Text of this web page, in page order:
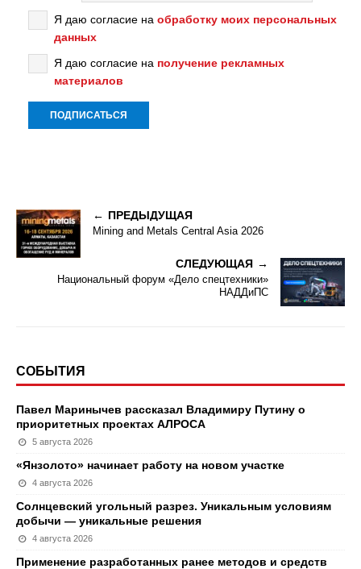
Я даю согласие на обработку моих персональных
данных
Я даю согласие на получение рекламных
материалов
ПРЕДЫДУЩАЯ
Mining and Metals Central Asia 2026
СЛЕДУЮЩАЯ
Национальный форум «Дело спецтехники»
НАДДиПС
СОБЫТИЯ
Павел Маринычев рассказал Владимиру Путину о
приоритетных проектах АЛРОСА
5 августа 2026
«Янзолото» начинает работу на новом участке
4 августа 2026
Солнцевский угольный разрез. Уникальным условиям
добычи — уникальные решения
4 августа 2026
Применение разработанных ранее методов и средств